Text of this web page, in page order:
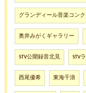
グランディール音楽コン
奥井みがくギャラリー
STV公開録音北見 STV
西尾優希 東海千浪